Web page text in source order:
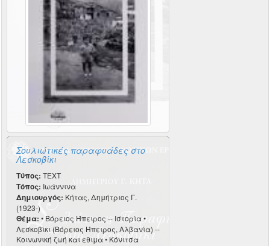
Σουλιώτικές παραφυάδες στο
Λεσκοβίκι
Τύπος: TEXT
Τόπος: Ιωάννινα
Δημιουργός: Κήτας, Δημήτριος Γ.
(1923-)
Θέμα: • Βόρειος Ήπειρος -- Ιστορία •
Λεσκοβίκι (Βόρειος Ήπειρος, Αλβανία) --
Κοινωνική ζωή και εθιμα • Κόνιτσα